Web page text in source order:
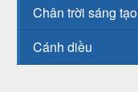
Chân trời sáng tạo
Cánh diều